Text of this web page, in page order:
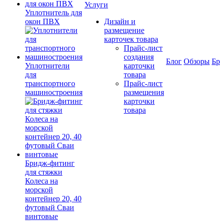
Уплотнитель для
окон ПВХ
Уплотнители
для
транспортного
машиностроения
Бридж-фитинг
для стяжки
Колеса на
морской
контейнер 20, 40
футовый Сваи
винтовые
Услуги
Дизайн и
размещение
карточек товара
Прайс-лист
создания
карточки
товара
Прайс-лист
размещения
карточки
товара
Блог Обзоры